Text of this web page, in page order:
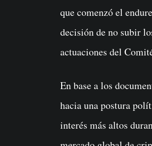
que comenzó el
decisión de no subir
actuaciones del
En base a los
hacia una postura
interés más altos